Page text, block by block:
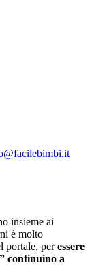
insieme ai
è molto
portale, peressere
continuino a